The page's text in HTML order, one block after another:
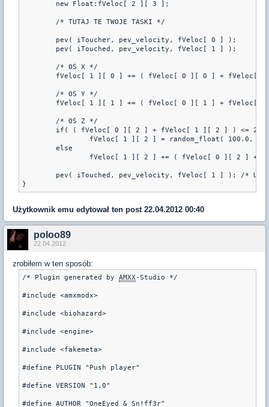
}
Użytkownik emu edytował ten post 22.04.2012 00:40
poloo89
22.04.2012
zrobiłem w ten sposób:
/* Plugin generated by AMXX-Studio */
#include <amxmodx>
#include <biohazard>
#include <engine>
#include <fakemeta>
#define PLUGIN "Push player"
#define VERSION "1.0"
#define AUTHOR "OneEyed & Sn!ff3r"